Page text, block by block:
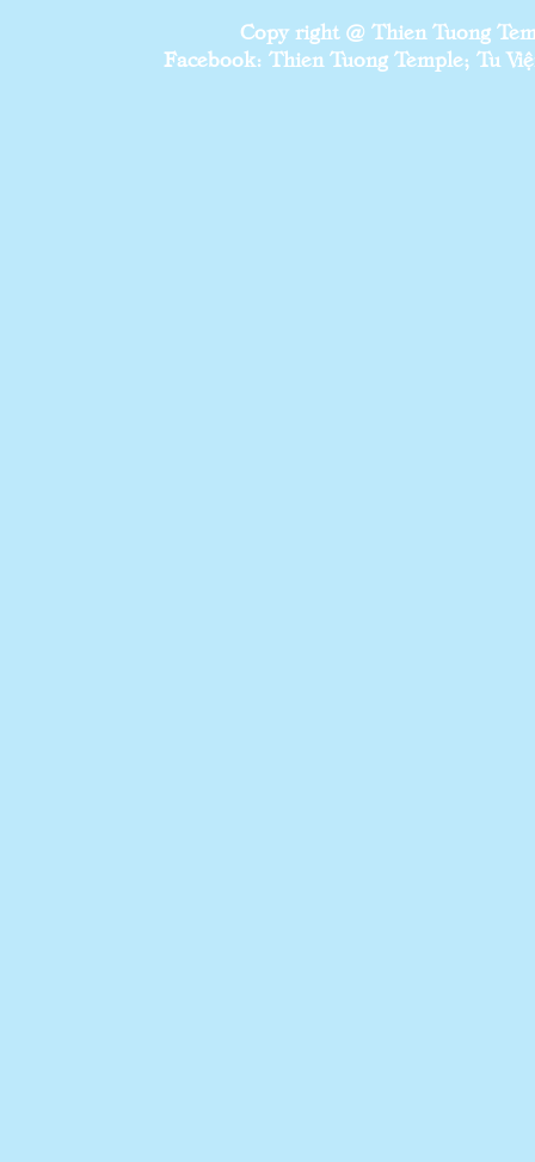
Copy right @ Thien Tuong
Facebook: Thien Tuong Temple; Tu